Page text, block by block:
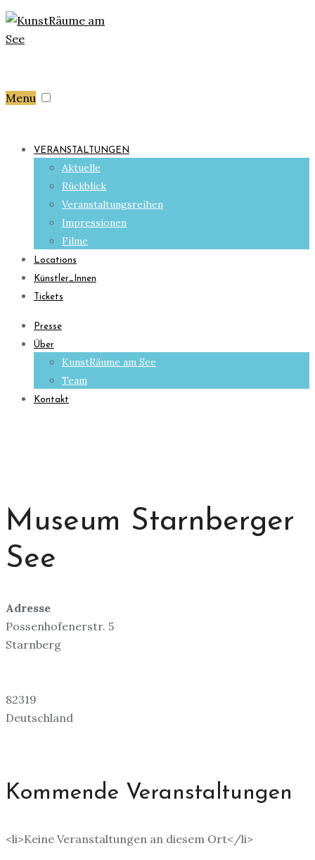
Menu
VERANSTALTUNGEN
Aktuelle
Rückblick
Veranstaltungsreihen
Impressionen
Filme
Locations
Künstler_Innen
Tickets
Presse
Über
KunstRäume am See
Team
Kontakt
Museum Starnberger
See
Adresse
Possenhofenerstr. 5
Starnberg
82319
Deutschland
Kommende Veranstaltungen
<li>Keine Veranstaltungen an diesem Ort</li>